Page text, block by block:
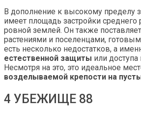
В дополнение к высокому пределу
имеет площадь застройки
ровной землей. Он также
растениями и поселенцами,
есть несколько недостатков, а
естественной защиты или доступа
Несмотря на это, это идеальное
возделываемой крепости на
4 УБЕЖИЩЕ 88